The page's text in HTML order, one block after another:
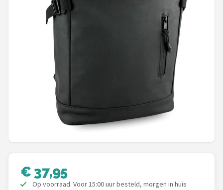
POPULAIRE MERKEN
BBB Cycling
€ 37,95
Op voorraad. Voor 15:00 uur besteld, morgen in huis